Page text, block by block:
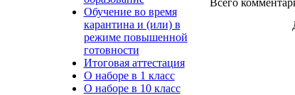
Обучение во время
карантина и (или) в
режиме повышенной
готовности
Итоговая аттестация
О наборе в 1 класс
О наборе в 10 класс